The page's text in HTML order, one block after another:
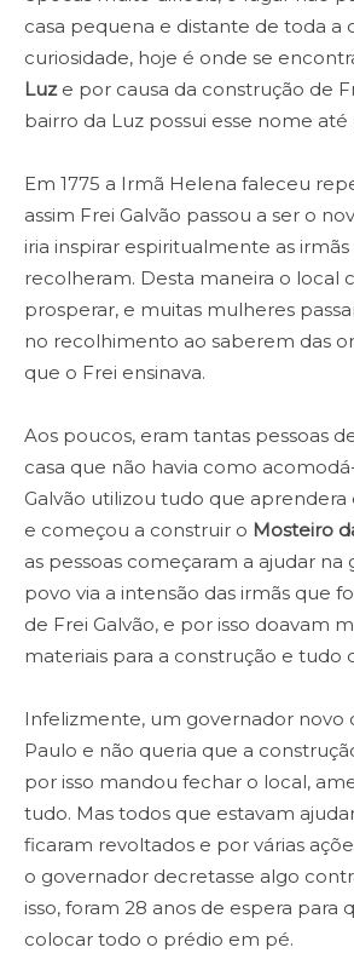
casa pequena e distante de toda a
curiosidade, hoje é onde se
Luze por causa da construção de
bairro da Luz possui esse nome até
Em 1775 a Irmã Helena faleceu
assim Frei Galvão passou a ser o
iria inspirar espiritualmente as irmãs
recolheram. Desta maneira o local
prosperar, e muitas mulheres
no recolhimento ao saberem das
que o Frei ensinava.
Aos poucos, eram tantas pessoas
casa que não havia como
Galvão utilizou tudo que aprendera
e começou a construir o Mosteiro
as pessoas começaram a ajudar na
povo via a intensão das irmãs que
de Frei Galvão, e por isso doavam
materiais para a construção e tudo
Infelizmente, um governador novo
Paulo e não queria que a
por isso mandou fechar o local,
tudo. Mas todos que estavam
ficaram revoltados e por várias
o governador decretasse algo
isso, foram 28 anos de espera para
colocar todo o prédio em pé.